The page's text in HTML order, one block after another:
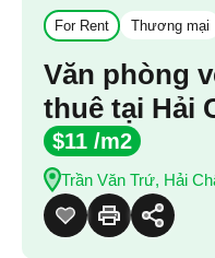
For Rent Thương mại
Văn phòng
thuê tại Hải
$11 /m2
Trần Văn Trứ, Hải